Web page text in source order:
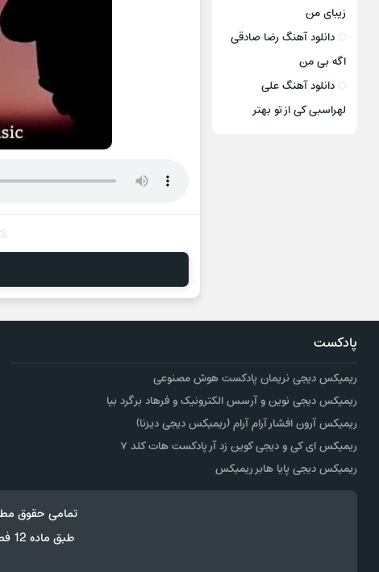
زیبای من
دانلود آهنگ رضا صادقی
اگه بی من
دانلود آهنگ علی
لهراسبی کی از تو ‌بهتر
پادکست
ریمیکس دیجی نریمان پادکست هوش مصنوعی
ریمیکس دیجی نوین و آرسس الکترونیک و فرهاد برگرد بیا
ریمیکس آرون افشار آرام آرام (ریمیکس دیجی دیزنا)
ریمیکس ای کی و دیجی کوین زد آر پادکست هات کلد ۷
ریمیکس دیجی پایا هابر ریمیکس
تمامی حقوق
طبق ماده 12 فصل سوم قانون جرائم رایانه ای کپی برداری از قالب و محتوا پیگرد قانونی خواهد داشت.